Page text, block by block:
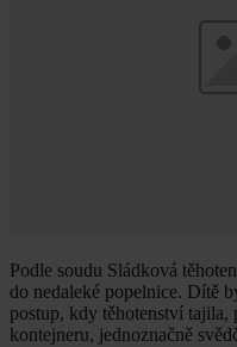
Podle soudu Sládková
do nedaleké popelnice. Dítě
postup, kdy těhotenství
kontejneru, jednoznačně